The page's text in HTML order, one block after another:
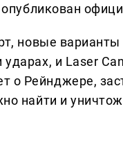
новые варианты
и Laser
о Рейнджере,
найти и